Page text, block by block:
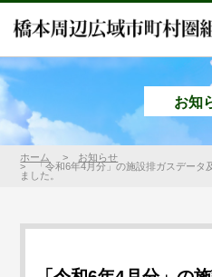
お知
ホーム
お知らせ
「令和6年4月分」の施設排ガスデータ
ました。